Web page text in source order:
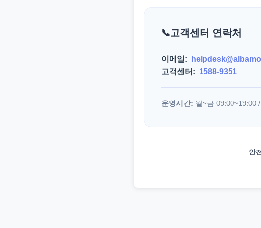
고객센터 연락처
이메일:
고객센터: 1588-9351
운영시간: 월~금 09:00~19:00
안